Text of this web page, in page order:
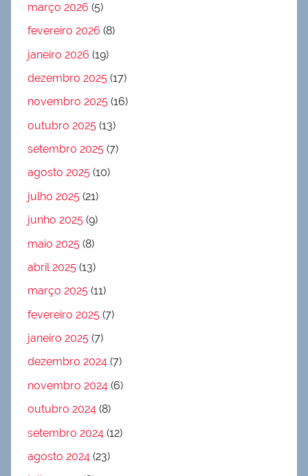
março 2026 (5)
fevereiro 2026 (8)
janeiro 2026 (19)
dezembro 2025 (17)
novembro 2025 (16)
outubro 2025 (13)
setembro 2025 (7)
agosto 2025 (10)
julho 2025 (21)
junho 2025 (9)
maio 2025 (8)
abril 2025 (13)
março 2025 (11)
fevereiro 2025 (7)
janeiro 2025 (7)
dezembro 2024 (7)
novembro 2024 (6)
outubro 2024 (8)
setembro 2024 (12)
agosto 2024 (23)